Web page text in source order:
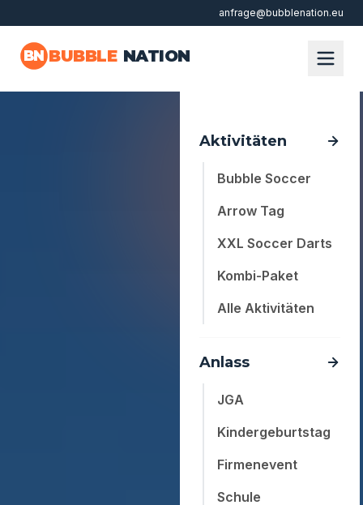
anfrage@bubblenation.eu
BN BUBBLE NATION
Aktivitäten
Bubble Soccer
Arrow Tag
XXL Soccer Darts
Kombi-Paket
Alle Aktivitäten
Anlass
JGA
Kindergeburtstag
Firmenevent
Schule